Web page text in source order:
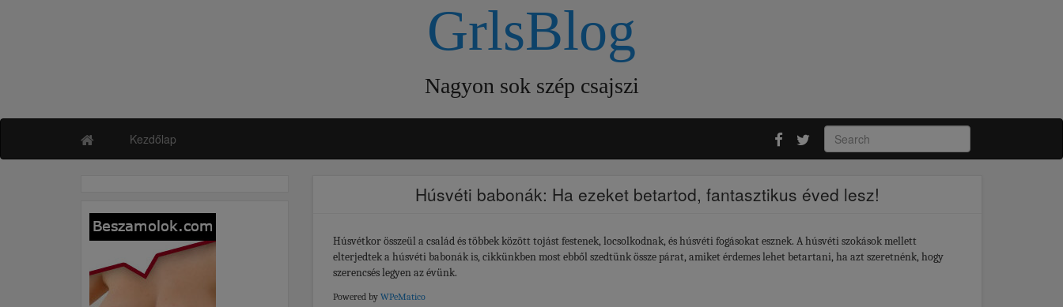
GrlsBlog
Nagyon sok szép csajszi
Kezdőlap
Húsvéti babonák: Ha ezeket betartod, fantasztikus éved lesz!
Húsvétkor összeül a család és többek között tojást festenek, locsolkodnak, és húsvéti fogásokat esznek. A húsvéti szokások mellett
elterjedtek a húsvéti babonák is, cikkünkben most ebből szedtünk össze párat, amiket érdemes lehet betartani, ha azt szeretnénk, hogy
szerencsés legyen az évünk.
Powered by WPeMatico